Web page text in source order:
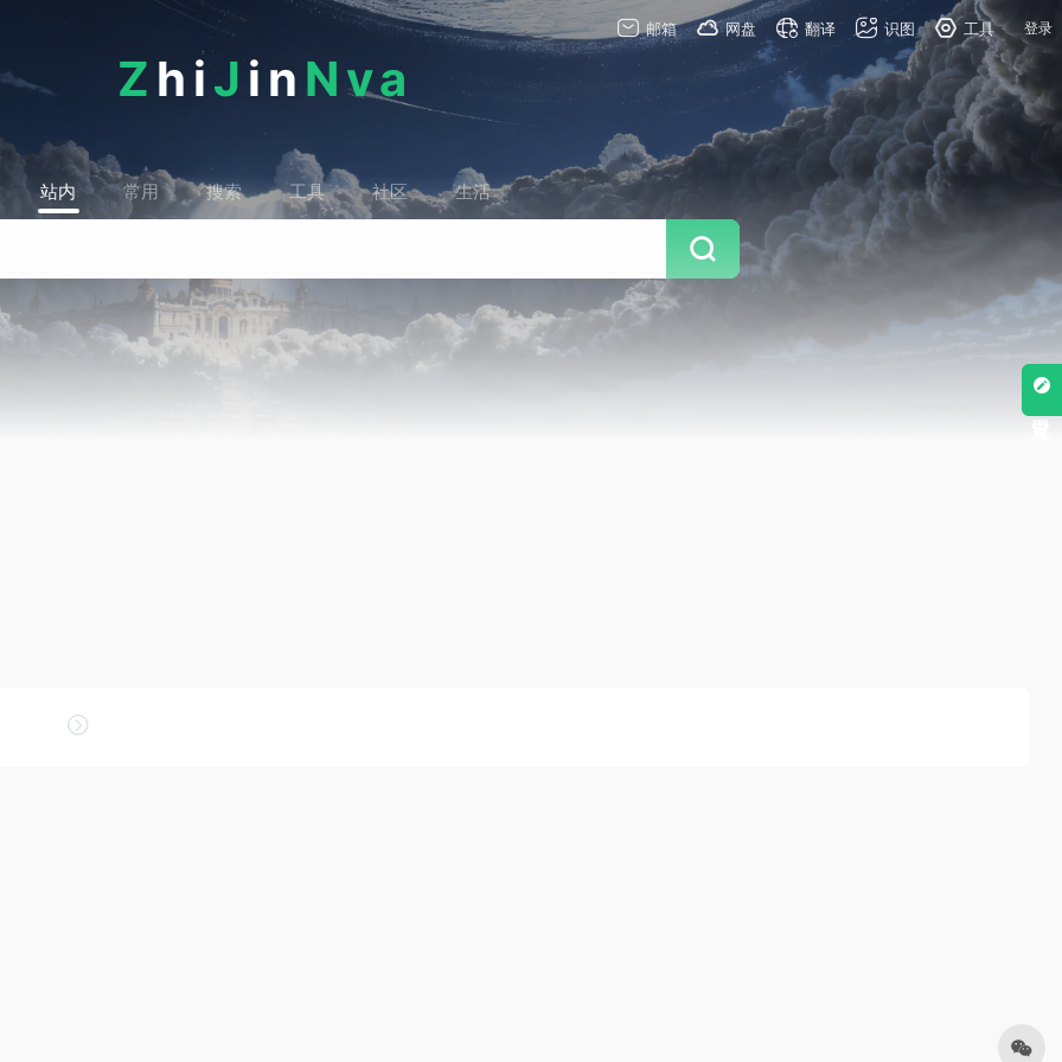
邮箱 网盘 翻译 识图 工具 登录
Z hiJ in Nva
站内 常用 搜索 工具 社区 生活